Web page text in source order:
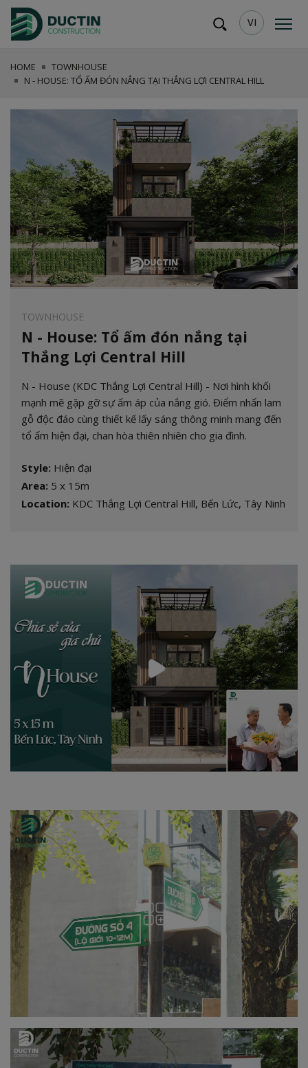
VI
HOME
TOWNHOUSE
N - HOUSE: TỔ ẤM ĐÓN NẮNG TẠI THẮNG LỢI CENTRAL HILL
TOWNHOUSE
N - House: Tổ ấm đón nắng tại
Thắng Lợi Central Hill
N - House (KDC Thắng Lợi Central Hill) - Nơi hình khối
mạnh mẽ gặp gỡ sự ấm áp của nắng gió. Điểm nhấn lam
gỗ độc đáo cùng thiết kế lấy sáng thông minh mang đến
tổ ấm hiện đại, chan hòa thiên nhiên cho gia đình.
Style: Hiện đại
Area: 5 x 15m
Location: KDC Thắng Lợi Central Hill, Bến Lức, Tây Ninh